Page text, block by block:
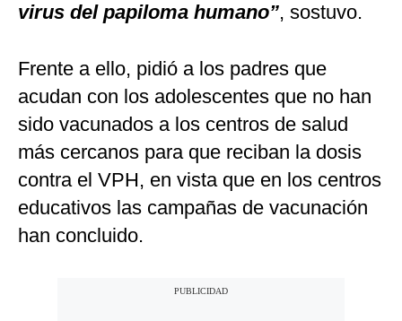
virus del papiloma humano”, sostuvo.
Frente a ello, pidió a los padres que
acudan con los adolescentes que no han
sido vacunados a los centros de salud
más cercanos para que reciban la dosis
contra el VPH, en vista que en los centros
educativos las campañas de vacunación
han concluido.